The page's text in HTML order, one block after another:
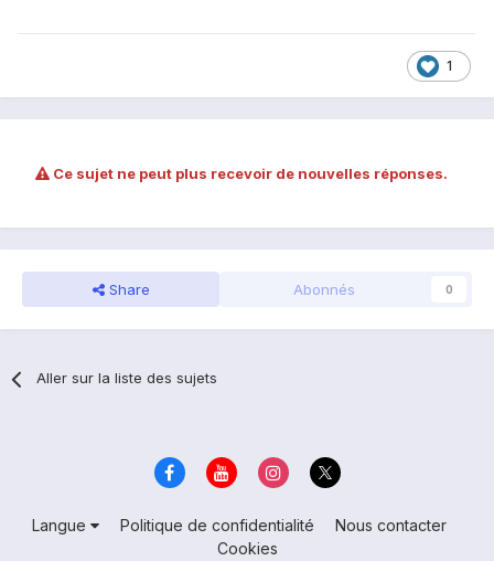
1
Ce sujet ne peut plus recevoir de nouvelles réponses.
Share Abonnés 0
Aller sur la liste des sujets
Langue Politique de confidentialité
Nous contacter
Cookies